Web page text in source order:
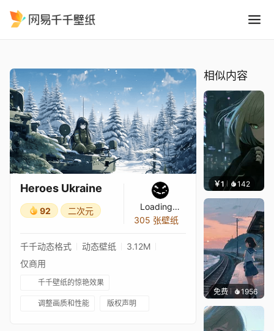
Heroes Ukraine
92 二次元
Loading…
305 张壁纸
千千动态格式 动态壁纸
3.12M
仅商用
千千壁纸的惊艳效果
调整画质和性能 版权声明
相似内容
￥1 142
免费 1956辰东